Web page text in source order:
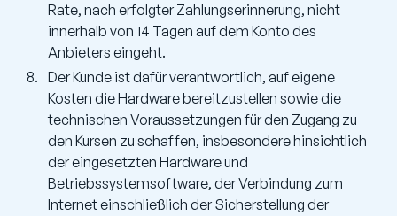
Rate, nach erfolgter Zahlungserinnerung, nicht
innerhalb von 14 Tagen auf dem Konto des
Anbieters eingeht.
Der Kunde ist dafür verantwortlich, auf eigene
Kosten die Hardware bereitzustellen sowie die
technischen Voraussetzungen für den Zugang zu
den Kursen zu schaffen, insbesondere hinsichtlich
der eingesetzten Hardware und
Betriebssystemsoftware, der Verbindung zum
Internet einschließlich der Sicherstellung der